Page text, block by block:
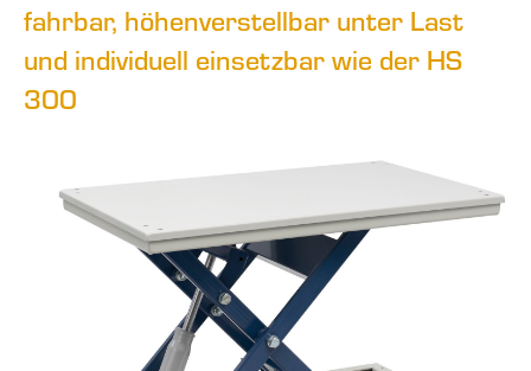
fahrbar, höhenverstellbar unter Last
und individuell einsetzbar wie der HS
300